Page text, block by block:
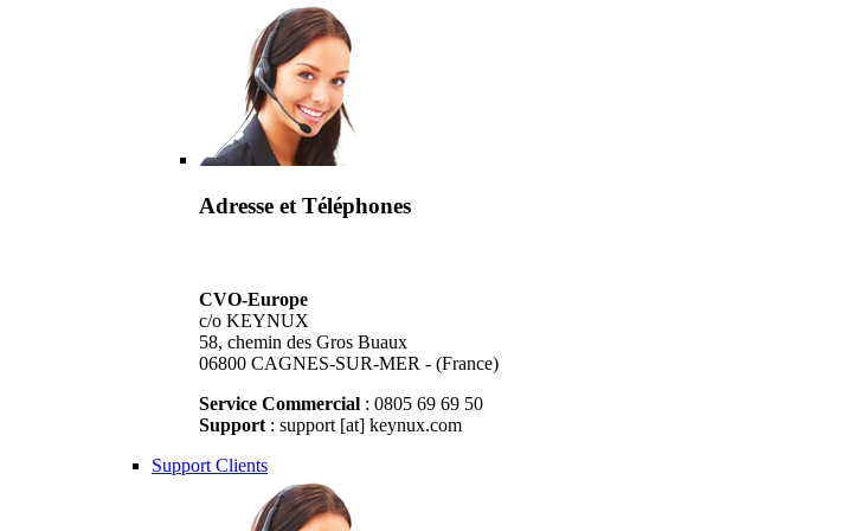
Adresse et Téléphones
CVO-Europe
c/o KEYNUX
58, chemin des Gros Buaux
06800 CAGNES-SUR-MER - (France)
Service Commercial : 0805 69 69 50
Support : support [at] keynux.com
Support Clients